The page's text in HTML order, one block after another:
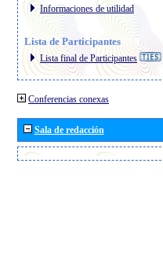
Informaciones de utilidad
Lista de Participantes
Lista final de Participantes
Conferencias conexas
Sala de redacción